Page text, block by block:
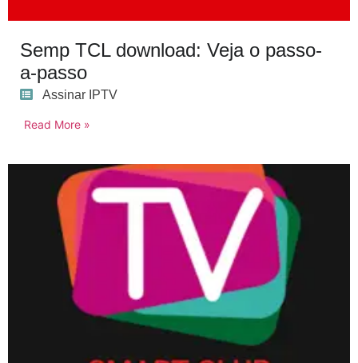
Semp TCL download: Veja o passo-
a-passo
Assinar IPTV
Read More »